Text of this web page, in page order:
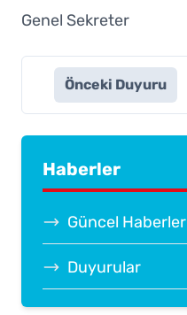
Genel Sekreter
Önceki Duyuru
Haberler
Güncel Haberler
Duyurular